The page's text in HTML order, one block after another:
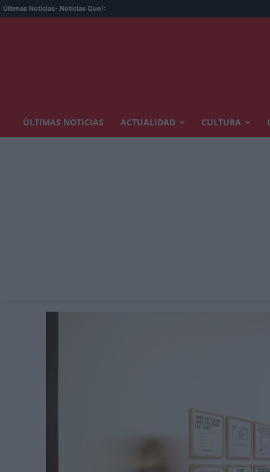
Últimas Noticias- Noticias Que!:
ÚLTIMAS NOTICIAS ACTUALIDAD CULTURA